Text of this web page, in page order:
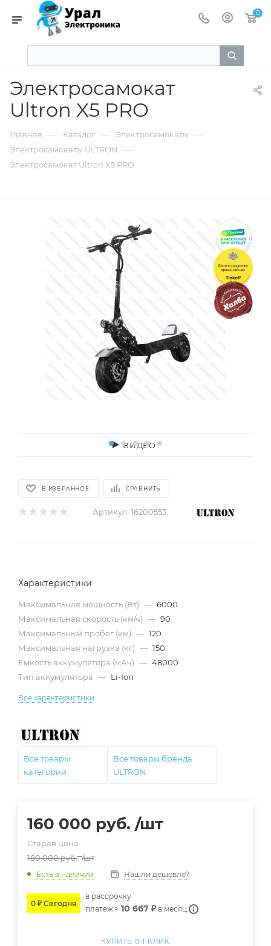
0
Электросамокат
Ultron X5 PRO
Главная — Каталог — Электросамокаты —
Электросамокаты ULTRON —
Электросамокат Ultron X5 PRO
ВИДЕО
В ИЗБРАННОЕ СРАВНИТЬ
Артикул: 16200553
Характеристики
Максимальная мощность (Вт) — 6000
Максимальная скорость (км/ч) — 90
Максимальный пробег (км) — 120
Максимальная нагрузка (кг) — 150
Емкость аккумулятора (мАч) — 48000
Тип аккумулятора — Li-Ion
Все характеристики
Все товары
категории
Все товары бренда
ULTRON
160 000 руб. /шт
Старая цена
180 000руб. /шт
Есть в наличии Нашли дешевле?
0 ₽ Сегодня
в расcрочку
платеж ≈ 10 667 ₽ в месяц
КУПИТЬ В 1 КЛИК